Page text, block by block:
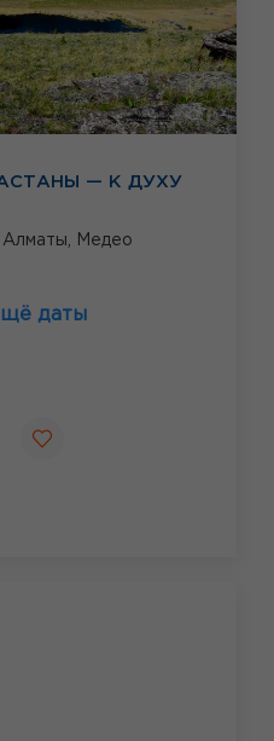
— К ДУХУ
Алматы, Медео
даты